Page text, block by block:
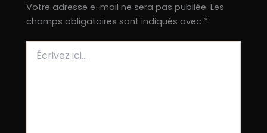
Votre adresse e-mail ne sera pas publiée. Les
champs obligatoires sont indiqués avec *
ici…